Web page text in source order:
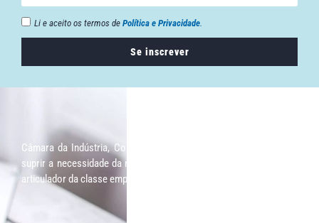
Li e aceito os termos de Política e Privacidade.
Se inscrever
Câmara da Indústria, Comércio e Serviços surgiu em 2005, para
suprir a necessidade da região de ter um organismo que fosse o
articulador da classe empresarial.